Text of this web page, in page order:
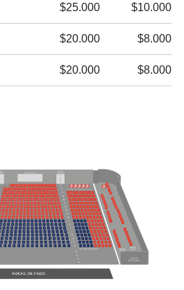
$25.000 $10.000
$20.000 $8.000
$20.000 $8.000